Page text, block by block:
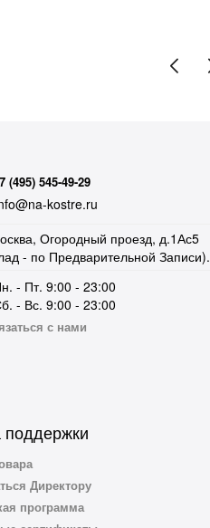
(495) 545-49-29
kostre.ru
Огородный проезд, д.1Ас5
- по Предварительной Записи).
- Пт. 9:00 - 23:00
- Вс. 9:00 - 23:00
с нами
Директору
программа